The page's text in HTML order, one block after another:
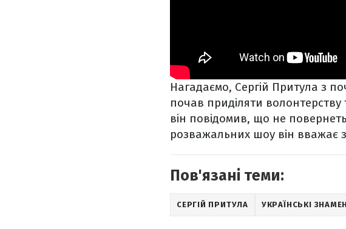
Нагадаємо, Сергій Притула з
почав приділяти волонтерству
він повідомив, що не
розважальних шоу він вважає
Пов'язані теми:
СЕРГІЙ ПРИТУЛА УКРАЇНСЬКІ